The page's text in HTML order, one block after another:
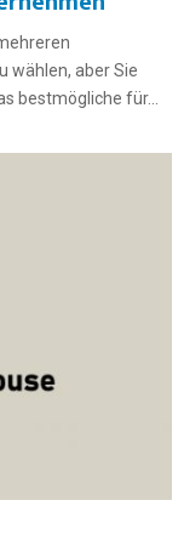
wählen, aber Sie
bestmögliche für...